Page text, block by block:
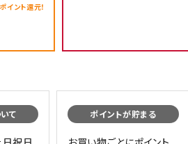
イント還元！
て ポイントが貯まる